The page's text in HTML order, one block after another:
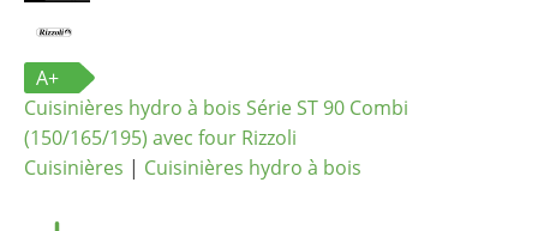
A+
Cuisinières hydro à bois Série ST 90 Combi
(150/165/195) avec four Rizzoli
Cuisinières | Cuisinières hydro à bois